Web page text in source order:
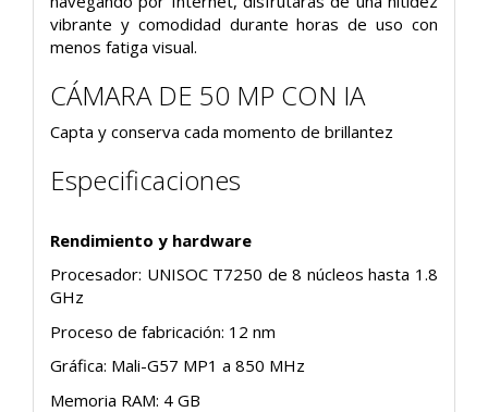
vibrante y comodidad durante horas de uso con
menos fatiga visual.
CÁMARA DE 50 MP CON IA
Capta y conserva cada momento de brillantez
Especificaciones
Rendimiento y hardware
Procesador: UNISOC T7250 de 8 núcleos hasta 1.8
GHz
Proceso de fabricación: 12 nm
Gráfica: Mali-G57 MP1 a 850 MHz
Memoria RAM: 4 GB